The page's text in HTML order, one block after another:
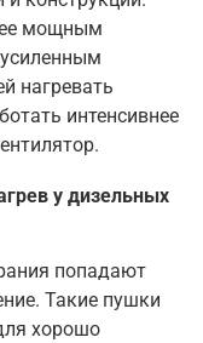
мощным
нагревать
интенсивнее
у дизельных
попадают
Такие пушки
хорошо